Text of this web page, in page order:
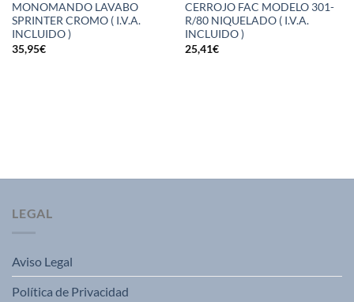
MONOMANDO LAVABO
SPRINTER CROMO ( I.V.A.
INCLUIDO )
35,95€
CERROJO FAC MODELO 301-
R/80 NIQUELADO ( I.V.A.
INCLUIDO )
25,41€
LEGAL
Aviso Legal
Política de Privacidad